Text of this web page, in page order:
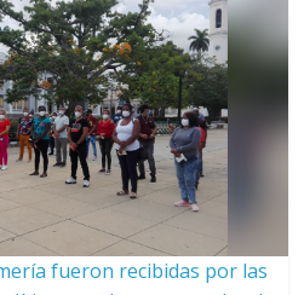
fueron recibidas por las